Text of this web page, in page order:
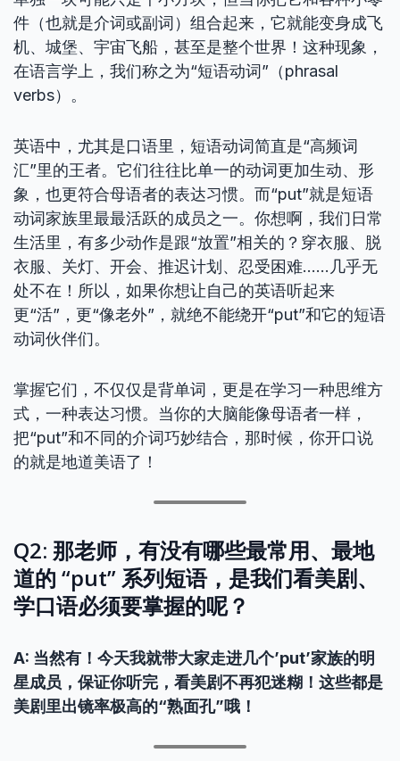
件（也就是介词或副词）组合起来，它就能变身成飞
机、城堡、宇宙飞船，甚至是整个世界！这种现象，
在语言学上，我们称之为“短语动词”（phrasal
verbs）。
英语中，尤其是口语里，短语动词简直是“高频词
汇”里的王者。它们往往比单一的动词更加生动、形
象，也更符合母语者的表达习惯。而“put”就是短语
动词家族里最最活跃的成员之一。你想啊，我们日常
生活里，有多少动作是跟“放置”相关的？穿衣服、脱
衣服、关灯、开会、推迟计划、忍受困难……几乎无
处不在！所以，如果你想让自己的英语听起来
更“活”，更“像老外”，就绝不能绕开“put”和它的短语
动词伙伴们。
掌握它们，不仅仅是背单词，更是在学习一种思维方
式，一种表达习惯。当你的大脑能像母语者一样，
把“put”和不同的介词巧妙结合，那时候，你开口说
的就是地道美语了！
Q2: 那老师，有没有哪些最常用、最地
道的 “put” 系列短语，是我们看美剧、
学口语必须要掌握的呢？
A: 当然有！今天我就带大家走进几个’put’家族的明
星成员，保证你听完，看美剧不再犯迷糊！这些都是
美剧里出镜率极高的“熟面孔”哦！